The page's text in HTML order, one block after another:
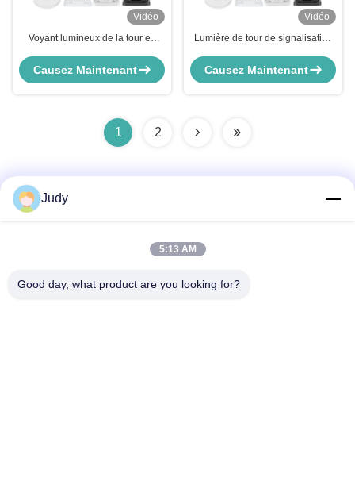
Vidéo
Voyant lumineux de la tour en
buzzer intégré, longue durée de
Causez Maintenant
Vidéo
Lumière de tour de signalisation
AC220V avec > 100 dB Buzzer
Causez Maintenant
1 2
Contactez rapidement
Bâtiment C, Zone industrielle de Nanyue, Route Guanlan
Judy
5:13 AM
Good day, what product are you looking for?